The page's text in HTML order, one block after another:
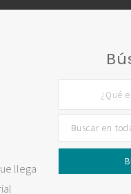
llega